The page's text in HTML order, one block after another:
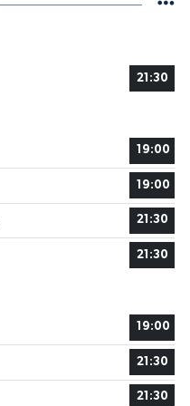
21:30
19:00
19:00
21:30
21:30
19:00
21:30
21:30